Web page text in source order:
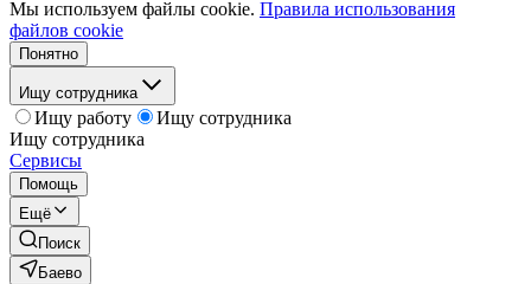
Мы используем файлы cookie. Правила использования
файлов cookie
Понятно
Ищу сотрудника
Ищу работу
Ищу сотрудника
Ищу сотрудника
Сервисы
Помощь
Ещё
Поиск
Баево